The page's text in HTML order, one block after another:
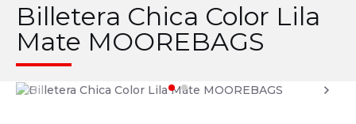
Billetera Chica Color Lila
Mate MOOREBAGS